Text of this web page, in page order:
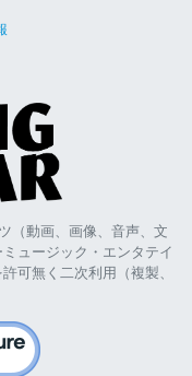
（動画、画像、音声、文
ュージック・エンタテイ
可無く二次利用（複製、